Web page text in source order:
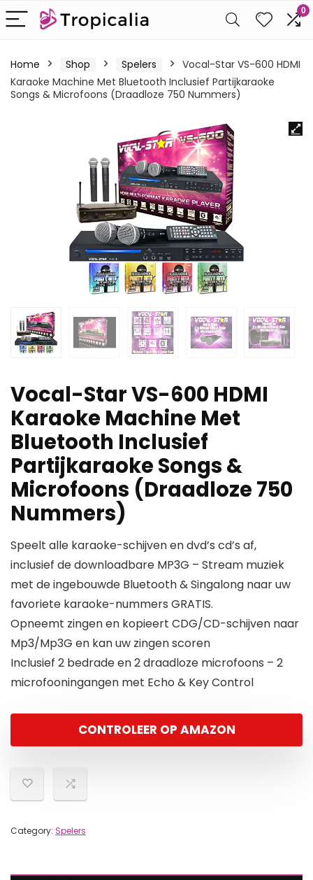
0
Home Shop Spelers
Vocal-Star VS-600 HDMI
Karaoke Machine Met Bluetooth Inclusief Partijkaraoke
Songs & Microfoons (Draadloze 750 Nummers)
Vocal-Star VS-600 HDMI
Karaoke Machine Met
Bluetooth Inclusief
Partijkaraoke Songs &
Microfoons (Draadloze 750
Nummers)
Speelt alle karaoke-schijven en dvd’s cd’s af,
inclusief de downloadbare MP3G – Stream muziek
met de ingebouwde Bluetooth & Singalong naar uw
favoriete karaoke-nummers GRATIS.
Opneemt zingen en kopieert CDG/CD-schijven naar
Mp3/Mp3G en kan uw zingen scoren
Inclusief 2 bedrade en 2 draadloze microfoons – 2
microfooningangen met Echo & Key Control
CONTROLEER OP AMAZON
Category: Spelers